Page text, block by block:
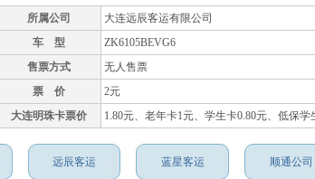
所属公司 大连远辰客运有限公司
车 型
ZK6105BEVG6
售票方式
无人售票
票 价
2元
大连明珠卡票价
1.80元、老年卡1元、学生卡0.80元、低保学
远辰客运 蓝星客运 顺通公司